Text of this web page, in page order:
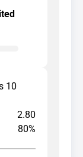
10
2.80
80%